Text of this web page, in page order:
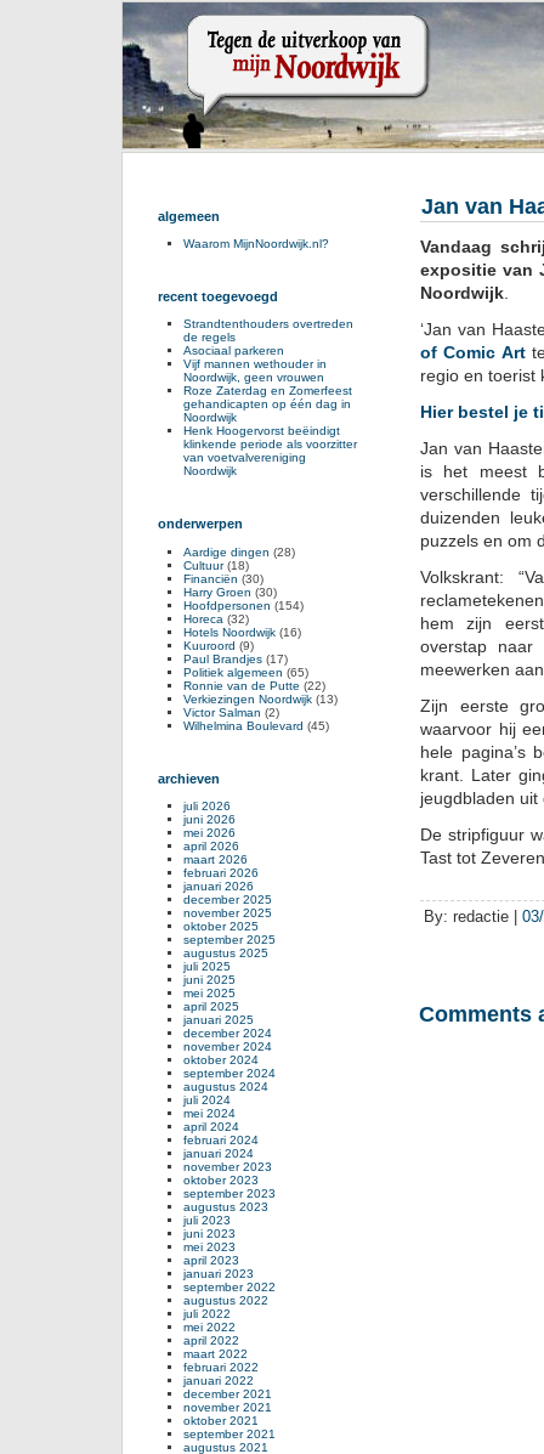
Jan van
Vandaag
expositie van
Noordwijk.
‘Jan van
of Comic Art
regio en toerist
Hier bestel je
Jan van
is het meest
verschillende
duizenden
puzzels en om
Volkskrant:
hem zijn
overstap naar
meewerken
Zijn eerste
waarvoor hij
hele pagina’s
krant. Later
jeugdbladen
De stripfiguur
Tast tot
By: redactie |
Comments
algemeen
Waarom MijnNoordwijk.nl?
recent toegevoegd
Strandtenthouders overtreden
de regels
Asociaal parkeren
Vijf mannen wethouder in
Noordwijk, geen vrouwen
Roze Zaterdag en Zomerfeest
gehandicapten op één dag in
Noordwijk
Henk Hoogervorst beëindigt
klinkende periode als voorzitter
van voetvalvereniging
Noordwijk
onderwerpen
Aardige dingen (28)
Cultuur(18)
Financiën (30)
Harry Groen (30)
Hoofdpersonen (154)
Horeca (32)
Hotels Noordwijk (16)
Kuuroord (9)
Paul Brandjes (17)
Politiek algemeen (65)
Ronnie van de Putte (22)
Verkiezingen Noordwijk (13)
Victor Salman (2)
Wilhelmina Boulevard (45)
archieven
juli 2026
juni 2026
mei 2026
april 2026
maart 2026
februari 2026
januari 2026
december 2025
november 2025
oktober 2025
september 2025
augustus 2025
juli 2025
juni 2025
mei 2025
april 2025
januari 2025
december 2024
november 2024
oktober 2024
september 2024
augustus 2024
juli 2024
mei 2024
april 2024
februari 2024
januari 2024
november 2023
oktober 2023
september 2023
augustus 2023
juli 2023
juni 2023
mei 2023
april 2023
januari 2023
september 2022
augustus 2022
juli 2022
mei 2022
april 2022
maart 2022
februari 2022
januari 2022
december 2021
november 2021
oktober 2021
september 2021
augustus 2021